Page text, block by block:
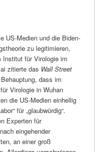
US-Medien und die Biden-
zu legitimieren,
Institut für Virologie im
zitierte das Wall Street
dass im
Virologie in Wuhan
die US-Medien einhellig
für „glaubwürdig“.
Experten für
eingehender
an einer groß